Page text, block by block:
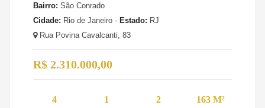
Bairro: São Conrado
Cidade: Rio de Janeiro - Estado: RJ
Rua Povina Cavalcanti, 83
R$ 2.310.000,00
4 1 2 163 M²